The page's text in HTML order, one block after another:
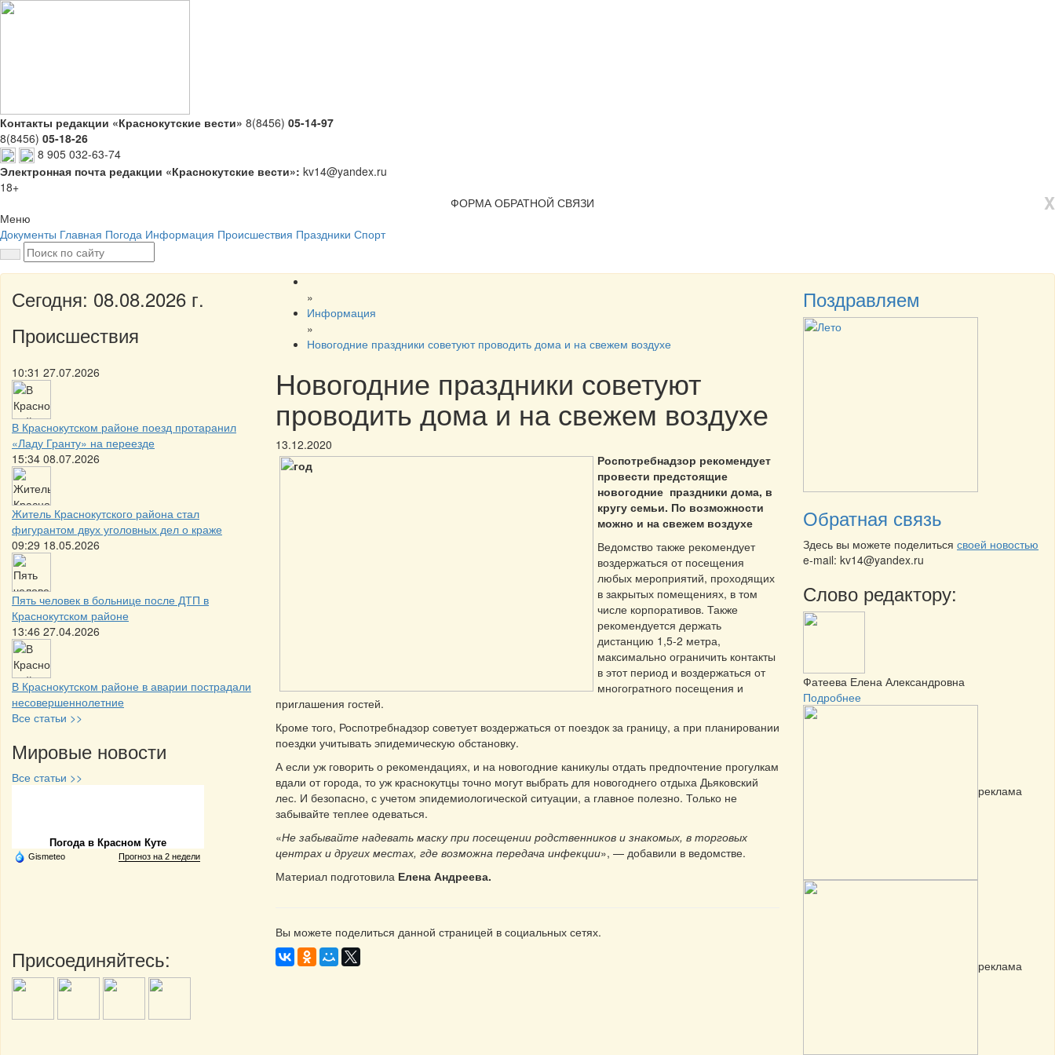
Контакты редакции «Краснокутские вести» 8(8456) 05-14-97
8(8456) 05-18-26
8 905 032-63-74
Электронная почта редакции «Краснокутские вести»: kv14@yandex.ru
18+
X
ФОРМА ОБРАТНОЙ СВЯЗИ
Меню
Документы Главная Погода Информация Происшествия Праздники Спорт
Сегодня: 08.08.2026 г.
Происшествия
10:31 27.07.2026
В Краснокутском районе поезд протаранил
«Ладу Гранту» на переезде
15:34 08.07.2026
Житель Краснокутского района стал
фигурантом двух уголовных дел о краже
09:29 18.05.2026
Пять человек в больнице после ДТП в
Краснокутском районе
13:46 27.04.2026
В Краснокутском районе в аварии пострадали
несовершеннолетние
Все статьи >>
Мировые новости
Все статьи >>
Погода в Красном Куте
Gismeteo Прогноз на 2 недели
Присоединяйтесь:
»
Информация
»
Новогодние праздники советуют проводить дома и на свежем воздухе
Новогодние праздники советуют
проводить дома и на свежем воздухе
13.12.2020
Роспотребнадзор рекомендует
провести предстоящие
новогодние праздники дома, в
кругу семьи. По возможности
можно и на свежем воздухе
Ведомство также рекомендует
воздержаться от посещения
любых мероприятий, проходящих
в закрытых помещениях, в том
числе корпоративов. Также
рекомендуется держать
дистанцию 1,5-2 метра,
максимально ограничить контакты
в этот период и воздержаться от
многогратного посещения и
приглашения гостей.
Кроме того, Роспотребнадзор советует воздержаться от поездок за границу, а при планировании
поездки учитывать эпидемическую обстановку.
А если уж говорить о рекомендациях, и на новогодние каникулы отдать предпочтение прогулкам
вдали от города, то уж краснокутцы точно могут выбрать для новогоднего отдыха Дьяковский
лес. И безопасно, с учетом эпидемиологической ситуации, а главное полезно. Только не
забывайте теплее одеваться.
«Не забывайте надевать маску при посещении родственников и знакомых, в торговых
центрах и других местах, где возможна передача инфекции», — добавили в ведомстве.
Материал подготовила Елена Андреева.
Вы можете поделиться данной страницей в социальных сетях.
Поздравляем
Обратная связь
Здесь вы можете поделиться своей новостью
e-mail: kv14@yandex.ru
Слово редактору:
Фатеева Елена Александровна
Подробнее
реклама
реклама